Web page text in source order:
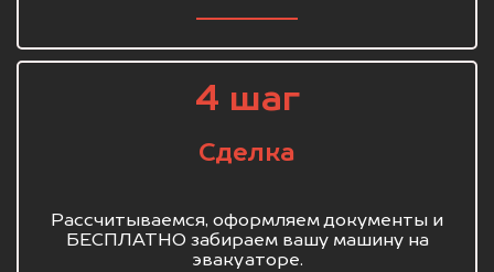
4 шаг
Сделка
Рассчитываемся, оформляем документы и
БЕСПЛАТНО забираем вашу машину на
эвакуаторе.